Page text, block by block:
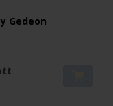
Gedeon